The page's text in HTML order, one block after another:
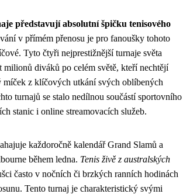
představují absolutní špičku tenisového
v přímém přenosu je pro fanoušky tohoto
Tyto čtyři nejprestižnější turnaje světa
milionů diváků po celém světě, kteří nechtějí
míček z klíčových utkání svých oblíbených
turnajů se stalo nedílnou součástí sportovního
stanic i online streamovacích služeb.
každoročně kalendář Grand Slamů a
během ledna. Tenis živě z australských
často v nočních či brzkých ranních hodinách
Tento turnaj je charakteristický svými